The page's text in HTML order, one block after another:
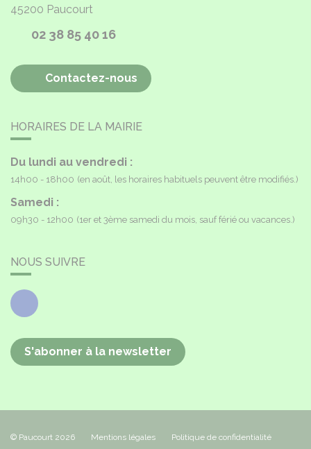
45200 Paucourt
02 38 85 40 16
Contactez-nous
HORAIRES DE LA MAIRIE
Du lundi au vendredi :
14h00 - 18h00 (en août, les horaires habituels peuvent être modifiés.)
Samedi :
09h30 - 12h00 (1er et 3ème samedi du mois, sauf férié ou vacances.)
NOUS SUIVRE
Facebook
S'abonner à la newsletter
© Paucourt 2026 Mentions légales
Politique de confidentialité